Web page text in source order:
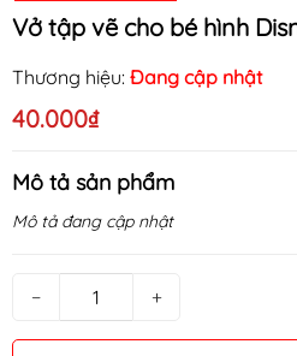
Vở tập vẽ cho bé hình
Thương hiệu: Đang cập nhật
40.000₫
Mô tả sản phẩm
Mô tả đang cập nhật
− +